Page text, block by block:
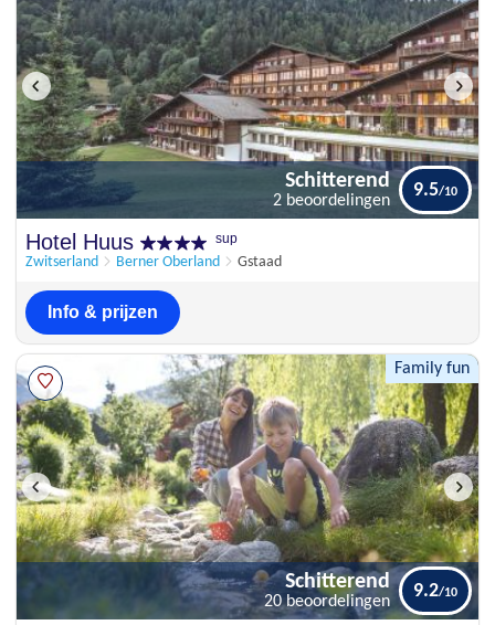
2 beoordelingen
Hotel Huus sup
Zwitserland Berner Oberland Gstaad
Schitterend
2 beoordelingen
9.5
Info & prijzen
Family fun
Schitterend
20 beoordelingen
9.2